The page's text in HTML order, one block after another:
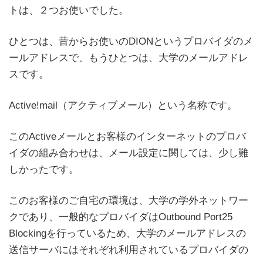
トは、２つお使いでした。
ひとつは、昔からお使いのDIONというプロバイダのメ
ールアドレスで、もうひとつは、大学のメールアドレ
スです。
Active!mail（アクティブメール）という名称です。
このActiveメールとお客様のインターネットのプロバ
イダの組み合わせは、メール設定に関しては、少し難
しかったです。
このお客様のご自宅の環境は、大学の学外ネットワー
クであり、一般的なプロバイダはOutbound Port25
Blockingを行っているため、大学のメールアドレスの
送信サーバにはそれぞれ利用されているプロバイダの